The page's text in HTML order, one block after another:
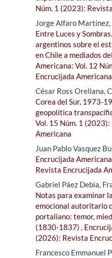
Núm. 1 (2023):
Jorge Alfaro
Entre Luces y
argentinos sobre el
en Chile a mediados
Americana: Vol. 12
Encrucijada Americana
César Ross Orellana,
Corea del Sur, 1973-
geopolítica
Vol. 15 Núm. 1
Americana
Juan Pablo Vasquez
Encrucijada
Revista Encrucijada
Gabriel Páez Debia,
Notas para examinar
emocional autoritario
portaliano: temor,
(1830-1837) ,
(2026): Revista
Francesco Emmanuel